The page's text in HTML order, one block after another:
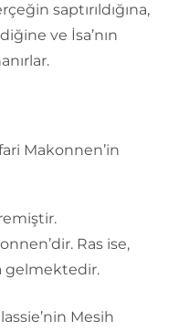
saptırıldığına,
ve İsa’nın
Makonnen’in
Ras ise,
gelmektedir.
Mesih